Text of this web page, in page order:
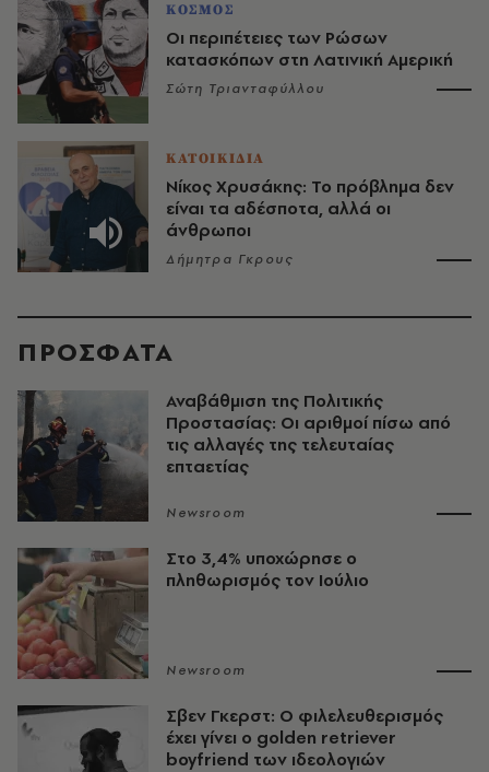
ΚΟΣΜΟΣ
Οι περιπέτειες των Ρώσων
κατασκόπων στη Λατινική Αμερική
Σώτη Τριανταφύλλου
ΚΑΤΟΙΚΙΔΙΑ
Νίκος Χρυσάκης: Το πρόβλημα δεν
είναι τα αδέσποτα, αλλά οι
άνθρωποι
Δήμητρα Γκρους
ΠΡΟΣΦΑΤΑ
Αναβάθμιση της Πολιτικής
Προστασίας: Οι αριθμοί πίσω από
τις αλλαγές της τελευταίας
επταετίας
Newsroom
Στο 3,4% υποχώρησε ο
πληθωρισμός τον Ιούλιο
Newsroom
Σβεν Γκερστ: Ο φιλελευθερισμός
έχει γίνει ο golden retriever
boyfriend των ιδεολογιών